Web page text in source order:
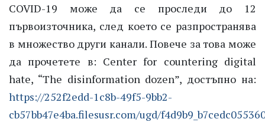
COVID-19 може да се проследи до 12
първоизточника, след което се разпространява
в множество други канали. Повече за това може
да прочетете в: Center for countering digital
hate, “The disinformation dozen”, достъпно на:
https://252f2edd-1c8b-49f5-9bb2-
cb57bb47e4ba.filesusr.com/ugd/